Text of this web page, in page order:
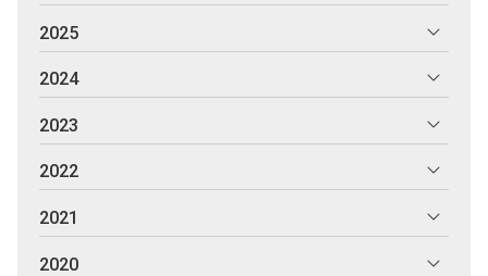
2025
2024
2023
2022
2021
2020